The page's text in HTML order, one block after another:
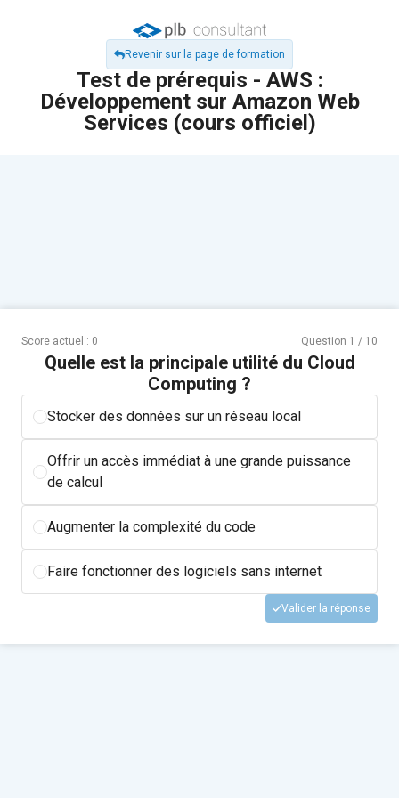
Revenir sur la page de formation
Test de prérequis - AWS :
Développement sur Amazon Web
Services (cours officiel)
Score actuel : 0 Question 1 / 10
Quelle est la principale utilité du Cloud
Computing ?
Stocker des données sur un réseau local
Offrir un accès immédiat à une grande puissance
de calcul
Augmenter la complexité du code
Faire fonctionner des logiciels sans internet
Valider la réponse